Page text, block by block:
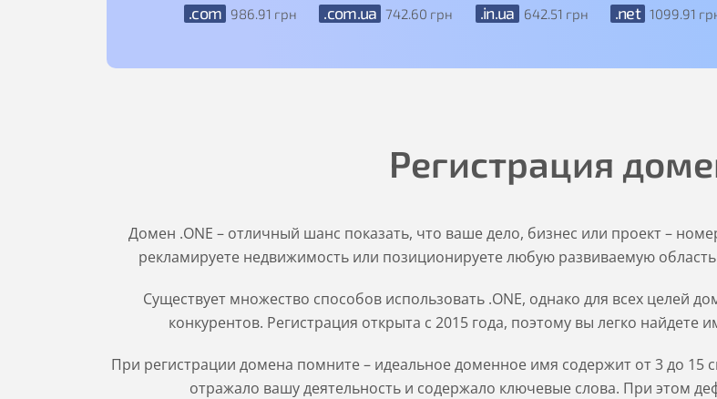
.com 986 .91 грн .com.ua 742 .60 грн .in.ua 642 .51 грн .net 1099 .91
Регистрация
Домен .ONE – отличный шанс показать, что ваше дело, бизнес или проект –
рекламируете недвижимость или позиционируете любую развиваемую
Существует множество способов использовать .ONE, однако для всех целей
конкурентов. Регистрация открыта с 2015 года, поэтому вы легко найдете
При регистрации домена помните – идеальное доменное имя содержит от 3 до 15
отражало вашу деятельность и содержало ключевые слова. При этом